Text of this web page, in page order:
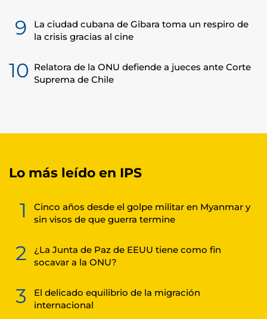
9
La ciudad cubana de Gibara toma un respiro de
la crisis gracias al cine
10 Relatora de la ONU defiende a jueces ante Corte
Suprema de Chile
Lo más leído en IPS
1
Cinco años desde el golpe militar en Myanmar y
sin visos de que guerra termine
2
¿La Junta de Paz de EEUU tiene como fin
socavar a la ONU?
3
El delicado equilibrio de la migración
internacional